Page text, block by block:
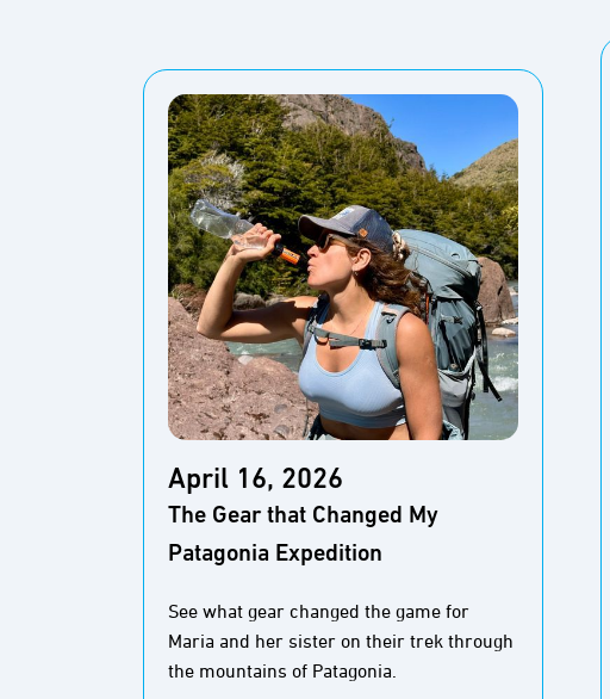
April 16, 2026
The Gear that Changed My
Patagonia Expedition
See what gear changed the game for
Maria and her sister on their trek through
the mountains of Patagonia.